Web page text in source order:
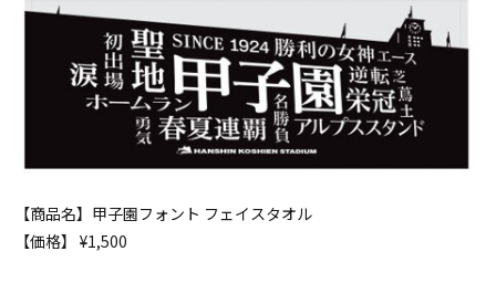
【商品名】甲子園フォント フェイスタオル
【価格】 ¥1,500